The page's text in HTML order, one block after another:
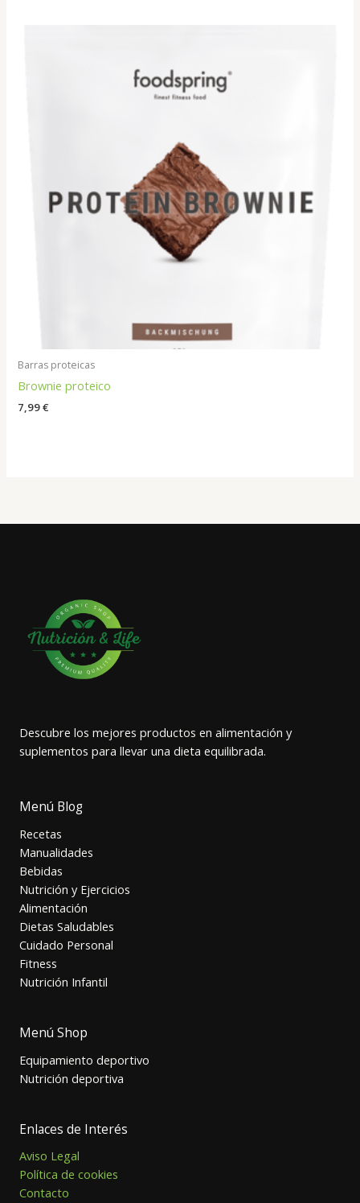
Barras proteicas
Brownie proteico
7,99€
Descubre los mejores productos en alimentación y
suplementos para llevar una dieta equilibrada.
Menú Blog
Recetas
Manualidades
Bebidas
Nutrición y Ejercicios
Alimentación
Dietas Saludables
Cuidado Personal
Fitness
Nutrición Infantil
Menú Shop
Equipamiento deportivo
Nutrición deportiva
Enlaces de Interés
Aviso Legal
Política de cookies
Contacto